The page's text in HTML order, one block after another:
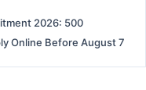
2026: 500
Online Before August 7